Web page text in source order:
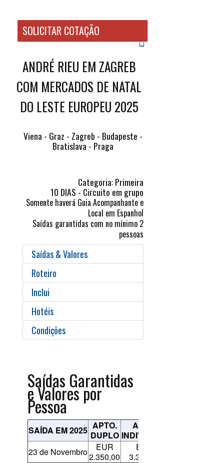
ㅤㅤSOLICITAR COTAÇÃO
ANDRÉ RIEU EM ZAGREB
COM MERCADOS DE NATAL
DO LESTE EUROPEU 2025
Viena - Graz - Zagreb - Budapeste -
Bratislava - Praga
Categoria: Primeira
10 DIAS - Circuito em grupo
Somente haverá Guia Acompanhante e
Local em Espanhol
Saídas garantidas com no mínimo 2
pessoas
Saídas & Valores
Roteiro
Inclui
Hotéis
Condições
Saídas Garantidas
e Valores por
Pessoa
SAÍDA EM 2025 APTO.
DUPLO
APTO.
INDIVIDUAL
23 de Novembro
EUR
2.350,00
EUR
3.340,00